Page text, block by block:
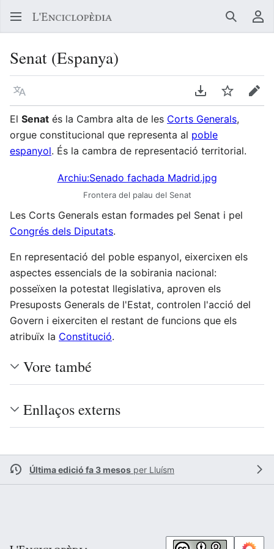
Buscar
Senat (Espanya)
Llegir en un atre idioma Descarregar en
Vigilar
El Senat és la Cambra alta de les Corts Generals,
orgue constitucional que representa al poble
espanyol. És la cambra de representació territorial.
Archiu:Senado fachada Madrid.jpg
Frontera del palau del Senat
Les Corts Generals estan formades pel Senat i pel
Congrés dels Diputats.
En representació del poble espanyol, eixercixen els
aspectes essencials de la sobirania nacional:
posseïxen la potestat llegislativa, aproven els
Presuposts Generals de l'Estat, controlen l'acció del
Govern i eixerciten el restant de funcions que els
atribuïx la Constitució.
Vore també
Enllaços externs
Última edició fa 3 mesos per Lluísm